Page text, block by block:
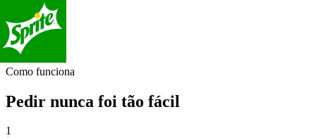
Como funciona
Pedir nunca foi tão fácil
1